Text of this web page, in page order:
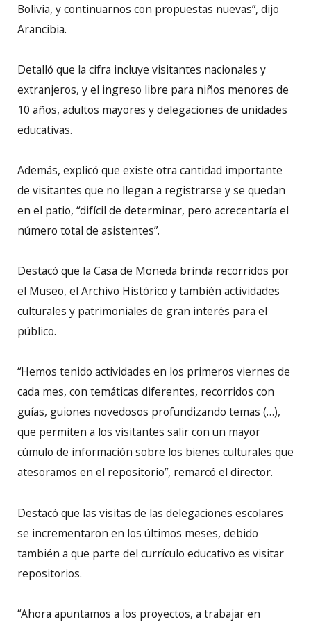
Bolivia, y continuarnos con propuestas nuevas”, dijo
Arancibia.
Detalló que la cifra incluye visitantes nacionales y
extranjeros, y el ingreso libre para niños menores de
10 años, adultos mayores y delegaciones de unidades
educativas.
Además, explicó que existe otra cantidad importante
de visitantes que no llegan a registrarse y se quedan
en el patio, “difícil de determinar, pero acrecentaría el
número total de asistentes”.
Destacó que la Casa de Moneda brinda recorridos por
el Museo, el Archivo Histórico y también actividades
culturales y patrimoniales de gran interés para el
público.
“Hemos tenido actividades en los primeros viernes de
cada mes, con temáticas diferentes, recorridos con
guías, guiones novedosos profundizando temas (…),
que permiten a los visitantes salir con un mayor
cúmulo de información sobre los bienes culturales que
atesoramos en el repositorio”, remarcó el director.
Destacó que las visitas de las delegaciones escolares
se incrementaron en los últimos meses, debido
también a que parte del currículo educativo es visitar
repositorios.
“Ahora apuntamos a los proyectos, a trabajar en